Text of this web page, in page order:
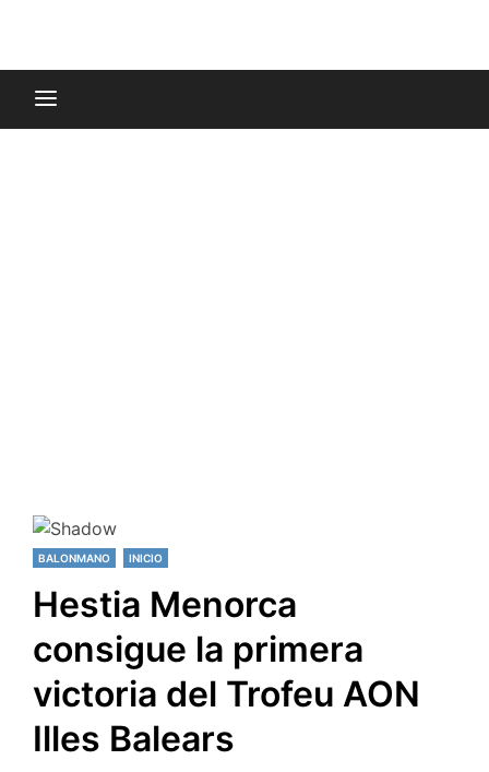
BALONMANO INICIO
Hestia Menorca
consigue la primera
victoria del Trofeu AON
Illes Balears